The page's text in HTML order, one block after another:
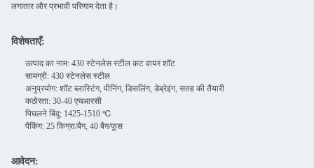
लगातार और प्रभावी परिणाम देता है।
विशेषताएँ:
उत्पाद का नाम: 430 स्टेनलेस स्टील कट वायर शॉट
सामग्री: 430 स्टेनलेस स्टील
अनुप्रयोग: शॉट ब्लास्टिंग, पीनिंग, डिसलिंग, डेब्रेइंग, सतह की तैयारी
कठोरता: 30-40 एचआरसी
पिघलने बिंदु: 1425-1510 ℃
पैकिंग: 25 किग्रा/बैग, 40 बैग/फूस
आवेदन: